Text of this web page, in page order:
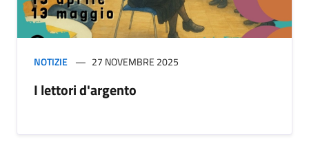
NOTIZIE 27 NOVEMBRE 2025
I lettori d'argento